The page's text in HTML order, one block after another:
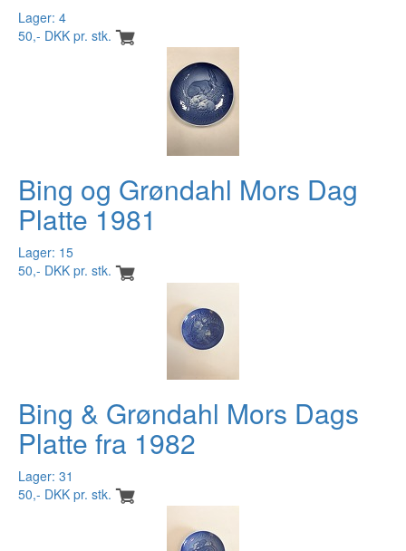
Lager: 4
50,- DKK pr. stk.
Bing og Grøndahl Mors Dag
Platte 1981
Lager: 15
50,- DKK pr. stk.
Bing & Grøndahl Mors Dags
Platte fra 1982
Lager: 31
50,- DKK pr. stk.